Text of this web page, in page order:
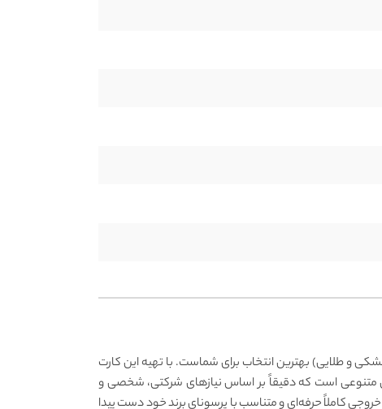
و طلایی) بهترین انتخاب برای شماست. با تهیه این کارت
متنوعی است که دقیقاً بر اساس نیازهای شرکتی، شخصی و
کاملاً حرفه‌ای و متناسب با پرسونای برند خود دست پیدا